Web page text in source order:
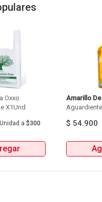
Oxxo
Unidad a$300
Amarillo
$ 54.900